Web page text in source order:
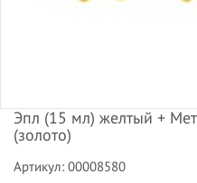
Эпл (15 мл) желтый +
(золото)
Артикул: 00008580